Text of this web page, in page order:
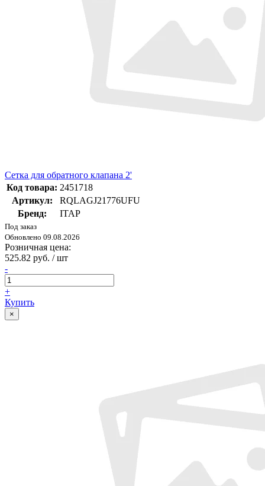
Сетка для обратного клапана 2'
Код товара: 2451718
Артикул:
RQLAGJ21776UFU
Бренд:
ITAP
Под заказ
Обновлено 09.08.2026
Розничная цена:
525.82 руб. / шт
-
+
Купить
×